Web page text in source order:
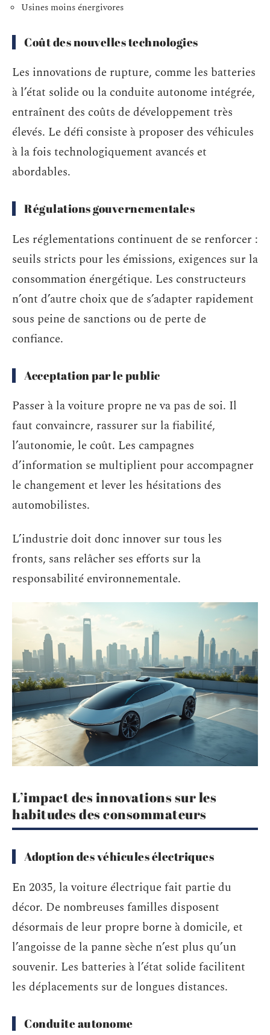
Usines moins énergivores
Coût des nouvelles technologies
Les innovations de rupture, comme les batteries
à l’état solide ou la conduite autonome intégrée,
entraînent des coûts de développement très
élevés. Le défi consiste à proposer des véhicules
à la fois technologiquement avancés et
abordables.
Régulations gouvernementales
Les réglementations continuent de se renforcer :
seuils stricts pour les émissions, exigences sur la
consommation énergétique. Les constructeurs
n’ont d’autre choix que de s’adapter rapidement
sous peine de sanctions ou de perte de
confiance.
Acceptation par le public
Passer à la voiture propre ne va pas de soi. Il
faut convaincre, rassurer sur la fiabilité,
l’autonomie, le coût. Les campagnes
d’information se multiplient pour accompagner
le changement et lever les hésitations des
automobilistes.
L’industrie doit donc innover sur tous les
fronts, sans relâcher ses efforts sur la
responsabilité environnementale.
L’impact des innovations sur les
habitudes des consommateurs
Adoption des véhicules électriques
En 2035, la voiture électrique fait partie du
décor. De nombreuses familles disposent
désormais de leur propre borne à domicile, et
l’angoisse de la panne sèche n’est plus qu’un
souvenir. Les batteries à l’état solide facilitent
les déplacements sur de longues distances.
Conduite autonome